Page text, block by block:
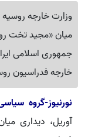
وزارت خارجه روسیه
میان «مجید تخت
جمهوری اسلامی
خارجه فدراسیون
نورنیوز-گروه
آوریل، دیداری